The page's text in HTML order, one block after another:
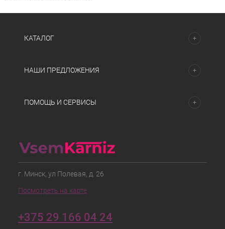
КАТАЛОГ
НАШИ ПРЕДЛОЖЕНИЯ
ПОМОЩЬ И СЕРВИСЫ
г. Минск, ул Полевая, д. 26
Посмотреть на карте
+375 29 166 04 24